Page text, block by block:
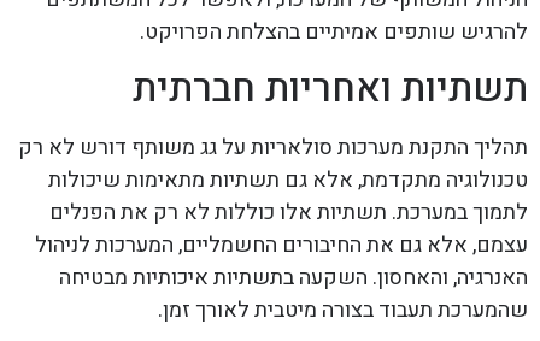
להרגיש שותפים אמיתיים בהצלחת הפרויקט.
תשתיות ואחריות חברתית
תהליך התקנת מערכות סולאריות על גג משותף דורש לא רק
טכנולוגיה מתקדמת, אלא גם תשתיות מתאימות שיכולות
לתמוך במערכת. תשתיות אלו כוללות לא רק את הפנלים
עצמם, אלא גם את החיבורים החשמליים, המערכות לניהול
האנרגיה, והאחסון. השקעה בתשתיות איכותיות מבטיחה
שהמערכת תעבוד בצורה מיטבית לאורך זמן.